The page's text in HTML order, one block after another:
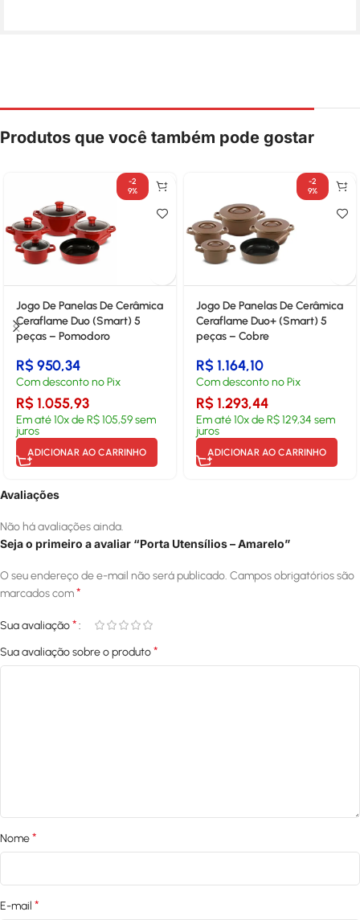
Produtos que você também pode gostar
-2
9%
Jogo De Panelas De Cerâmica
Ceraflame Duo (Smart) 5
peças – Pomodoro
R$950,34
Com desconto no Pix
R$1.055,93
Em até10x deR$105,59sem
juros
ADICIONAR AO CARRINHO
-2
9%
Jogo De Panelas De Cerâmica
Ceraflame Duo+ (Smart) 5
peças – Cobre
R$1.164,10
Com desconto no Pix
R$1.293,44
Em até10x deR$129,34 sem
juros
ADICIONAR AO CARRINHO
Avaliações
Não há avaliações ainda.
Seja o primeiro a avaliar “Porta Utensílios – Amarelo”
O seu endereço de e-mail não será publicado. Campos obrigatórios são
marcados com*
Sua avaliação*
Sua avaliação sobre o produto*
Nome*
E-mail *